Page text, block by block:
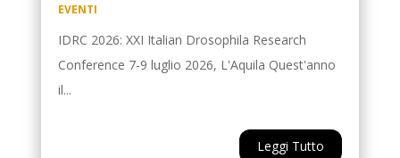
EVENTI
IDRC 2026: XXI Italian Drosophila Research
Conference 7-9 luglio 2026, L'Aquila Quest'anno
il...
Leggi Tutto